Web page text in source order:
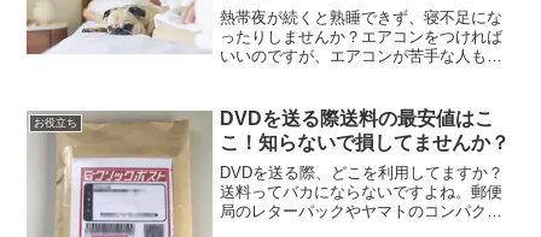
熱帯夜が続くと熟睡できず、寝不足にな
ったりしませんか？エアコンをつければ
いいのですが、エアコンが苦手な人もい
でハッカ油の登場です。シュシュッと吹
きかければ扇風機の風でも...
お役立ち
DVDを送る際送料の最安値はこ
こ！知らないで損してませんか？
DVDを送る際、どこを利用してますか？
送料ってバカにならないですよね。郵便
局のレターパックやヤマトのコンパクト